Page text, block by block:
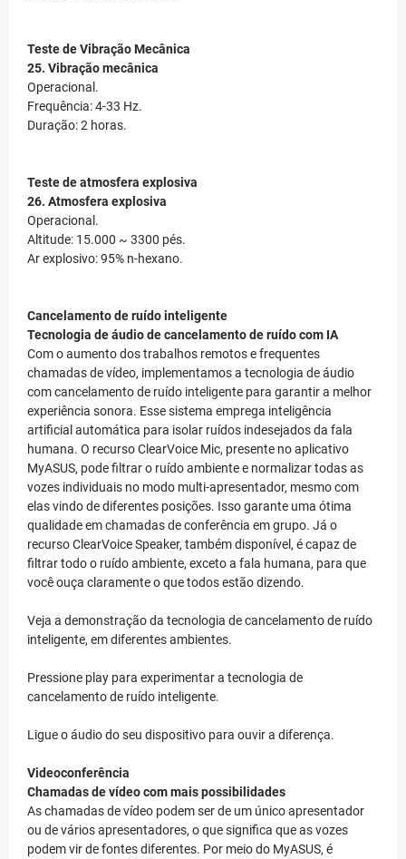
Teste de Vibração Mecânica
25. Vibração mecânica
Operacional.
Frequência: 4-33 Hz.
Duração: 2 horas.
Teste de atmosfera explosiva
26. Atmosfera explosiva
Operacional.
Altitude: 15.000 ~ 3300 pés.
Ar explosivo: 95% n-hexano.
Cancelamento de ruído inteligente
Tecnologia de áudio de cancelamento de ruído com IA
Com o aumento dos trabalhos remotos e frequentes
chamadas de vídeo, implementamos a tecnologia de áudio
com cancelamento de ruído inteligente para garantir a melhor
experiência sonora. Esse sistema emprega inteligência
artificial automática para isolar ruídos indesejados da fala
humana. O recurso ClearVoice Mic, presente no aplicativo
MyASUS, pode filtrar o ruído ambiente e normalizar todas as
vozes individuais no modo multi-apresentador, mesmo com
elas vindo de diferentes posições. Isso garante uma ótima
qualidade em chamadas de conferência em grupo. Já o
recurso ClearVoice Speaker, também disponível, é capaz de
filtrar todo o ruído ambiente, exceto a fala humana, para que
você ouça claramente o que todos estão dizendo.
Veja a demonstração da tecnologia de cancelamento de ruído
inteligente, em diferentes ambientes.
Pressione play para experimentar a tecnologia de
cancelamento de ruído inteligente.
Ligue o áudio do seu dispositivo para ouvir a diferença.
Videoconferência
Chamadas de vídeo com mais possibilidades
As chamadas de vídeo podem ser de um único apresentador
ou de vários apresentadores, o que significa que as vozes
podem vir de fontes diferentes. Por meio do MyASUS, é